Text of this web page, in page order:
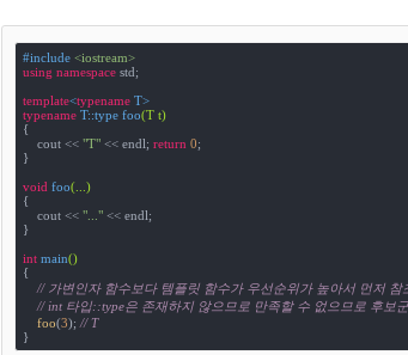
#include <iostream>
using namespace std;
template<typename
T>
typename T::type foo(T t)
{
    cout <<
"T" << endl; return 0;
}
void foo(...)
{
    cout <<
"..." << endl;
}
int main()
{
// 가변인자 함수보다 템플릿 함수가 우선순위가 높아서 먼저 참
// int 타입::type은 존재하지 않으므로 만족할 수 없으므로 후보
foo(3); // T
}